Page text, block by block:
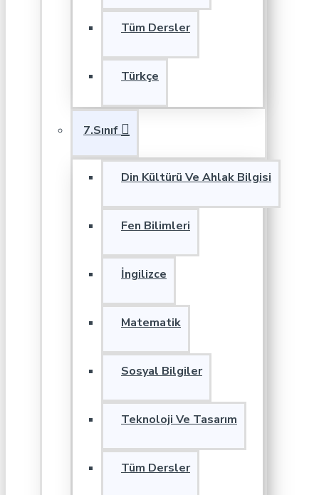
Tüm Dersler
Türkçe
7.Sınıf
Din Kültürü Ve Ahlak Bilgisi
Fen Bilimleri
İngilizce
Matematik
Sosyal Bilgiler
Teknoloji Ve Tasarım
Tüm Dersler